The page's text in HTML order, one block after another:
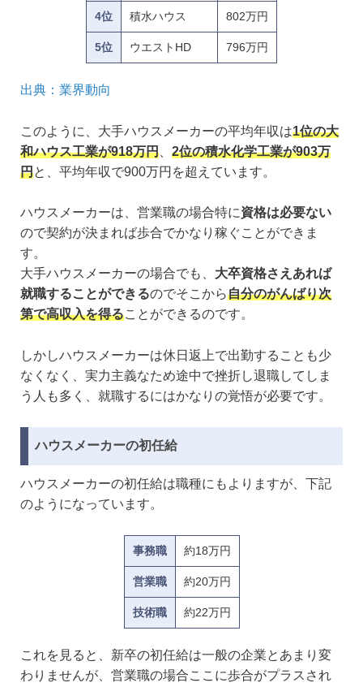
4位 積水ハウス 802万円
5位 ウエストHD 796万円
出典：業界動向
このように、大手ハウスメーカーの平均年収は1位の大
和ハウス工業が918万円
2位の積水化学工業が903万
円と、平均年収で900万円を超えています。
ハウスメーカーは、営業職の場合特に資格は必要ない
ので契約が決まれば歩合でかなり稼ぐことができま
す。
大手ハウスメーカーの場合でも、 大卒資格さえあれば
就職することができるのでそこから自分のがんばり次
第で高収入を得ることができるのです。
しかしハウスメーカーは休日返上で出勤することも少
なくなく、実力主義なため途中で挫折し退職してしま
う人も多く、就職するにはかなりの覚悟が必要です。
ハウスメーカーの初任給
ハウスメーカーの初任給は職種にもよりますが、下記
のようになっています。
事務職 約18万円
営業職 約20万円
技術職 約22万円
これを見ると、新卒の初任給は一般の企業とあまり変
わりませんが、営業職の場合ここに歩合がプラスされ